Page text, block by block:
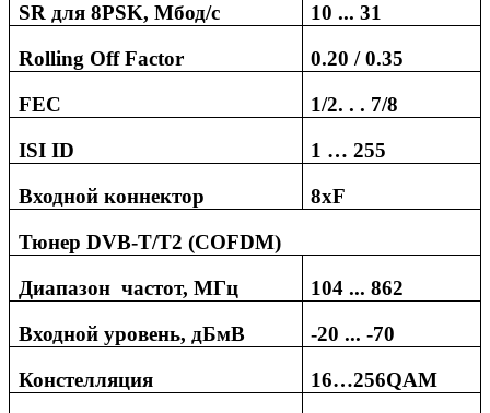
SR для 8PSK, Мбод/с
10 ... 31
Rolling Off Factor
0.20 / 0.35
FEC
1/2. . . 7/8
ISI ID
1 … 255
Входной коннектор
8xF
Тюнер DVB-T/T2 (COFDM)
Диапазон частот, МГц
104 ...862
Входной уровень, дБмВ
-20 ... -70
Констелляция
16…256QAM